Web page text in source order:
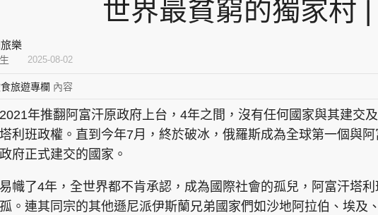
財經智庫 時尚生活
會員活動
東周JETSO
玄學靈異
神機妙算 李丞責
世界最貧窮的獨家村 |
樂
2025-08-02
旅遊專欄 內容
年推翻阿富汗原政府上台，4年之間，沒有任何國家與其建交及
利班政權。直到今年7月，終於破冰，俄羅斯成為全球第一個與阿
府正式建交的國家。
幟了4年，全世界都不肯承認，成為國際社會的孤兒，阿富汗塔利
。連其同宗的其他遜尼派伊斯蘭兄弟國家們如沙地阿拉伯、埃及、